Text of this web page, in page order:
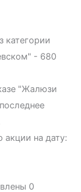
категории
- 680
"Жалюзи
акции на дату:
0